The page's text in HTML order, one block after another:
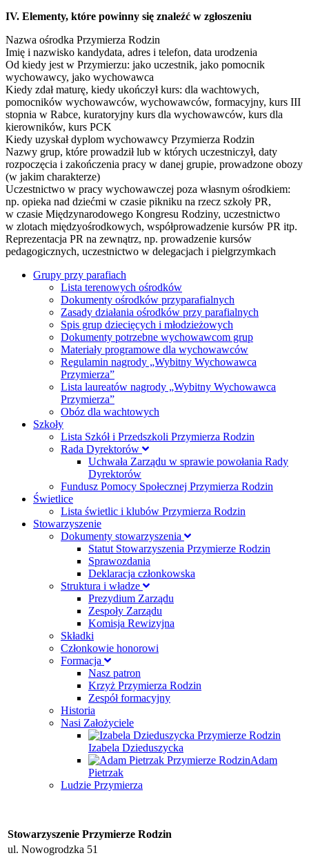
IV. Elementy, które powinny się znaleźć w zgłoszeniu
Nazwa ośrodka Przymierza Rodzin
Imię i nazwisko kandydata, adres i telefon, data urodzenia
Od kiedy jest w Przymierzu: jako uczestnik, jako pomocnik
wychowawcy, jako wychowawca
Kiedy zdał maturę, kiedy ukończył kurs: dla wachtowych,
pomocników wychowawców, wychowawców, formacyjny, kurs III
stopnia w Rabce, kuratoryjny kurs dla wychowawców, kurs dla
kierowników, kurs PCK
Kiedy uzyskał dyplom wychowawcy Przymierza Rodzin
Nazwy grup, które prowadził lub w których uczestniczył, daty
rozpoczęcia i zakończenia pracy w danej grupie, prowadzone obozy
(w jakim charakterze)
Uczestnictwo w pracy wychowawczej poza własnym ośrodkiem:
np. opieka nad dziećmi w czasie pikniku na rzecz szkoły PR,
w czasie Międzynarodowego Kongresu Rodziny, uczestnictwo
w zlotach międzyośrodkowych, współprowadzenie kursów PR itp.
Reprezentacja PR na zewnątrz, np. prowadzenie kursów
pedagogicznych, uczestnictwo w delegacjach i pielgrzymkach
Grupy przy parafiach
Lista terenowych ośrodków
Dokumenty ośrodków przyparafialnych
Zasady działania ośrodków przy parafialnych
Spis grup dziecięcych i młodzieżowych
Dokumenty potrzebne wychowawcom grup
Materiały programowe dla wychowawców
Regulamin nagrody „Wybitny Wychowawca
Przymierza”
Lista laureatów nagrody „Wybitny Wychowawca
Przymierza”
Obóz dla wachtowych
Szkoły
Lista Szkół i Przedszkoli Przymierza Rodzin
Rada Dyrektorów
Uchwała Zarządu w sprawie powołania Rady
Dyrektorów
Fundusz Pomocy Społecznej Przymierza Rodzin
Świetlice
Lista świetlic i klubów Przymierza Rodzin
Stowarzyszenie
Dokumenty stowarzyszenia
Statut Stowarzyszenia Przymierze Rodzin
Sprawozdania
Deklaracja członkowska
Struktura i władze
Prezydium Zarządu
Zespoły Zarządu
Komisja Rewizyjna
Składki
Członkowie honorowi
Formacja
Nasz patron
Krzyż Przymierza Rodzin
Zespół formacyjny
Historia
Nasi Założyciele
Izabela Dzieduszycka
Adam
Pietrzak
Ludzie Przymierza
Stowarzyszenie Przymierze Rodzin
ul. Nowogrodzka 51